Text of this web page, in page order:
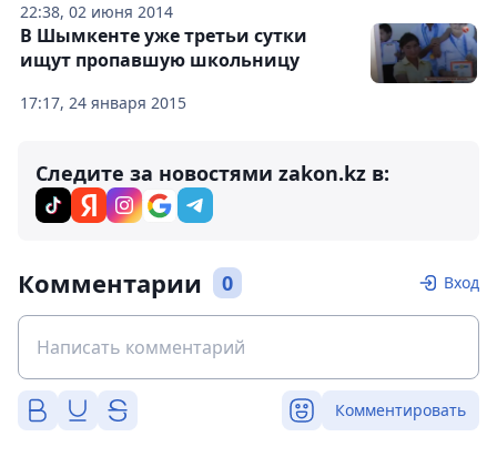
22:38, 02 июня 2014
17:17, 24 января 2015
В Шымкенте уже третьи сутки
ищут пропавшую школьницу
Следите за новостями zakon.kz в:
Комментарии 0 Вход
Комментировать